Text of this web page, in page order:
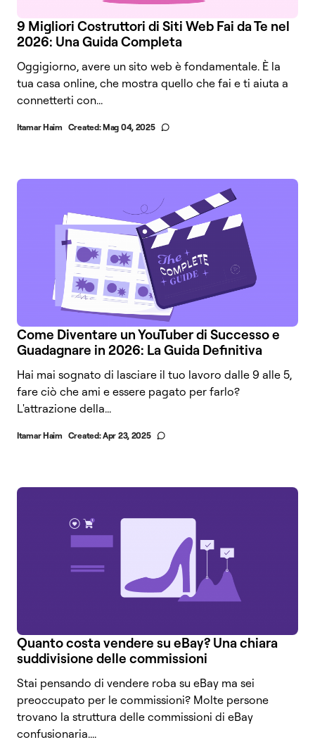
9 Migliori Costruttori di Siti Web Fai da Te nel
2026: Una Guida Completa
Oggigiorno, avere un sito web è fondamentale. È la
tua casa online, che mostra quello che fai e ti aiuta a
connetterti con...
Itamar Haim Created:Mag 04, 2025
Come Diventare un YouTuber di Successo e
Guadagnare in 2026: La Guida Definitiva
Hai mai sognato di lasciare il tuo lavoro dalle 9 alle 5,
fare ciò che ami e essere pagato per farlo?
L'attrazione della...
Itamar Haim Created:Apr 23, 2025
Quanto costa vendere su eBay? Una chiara
suddivisione delle commissioni
Stai pensando di vendere roba su eBay ma sei
preoccupato per le commissioni? Molte persone
trovano la struttura delle commissioni di eBay
confusionaria....